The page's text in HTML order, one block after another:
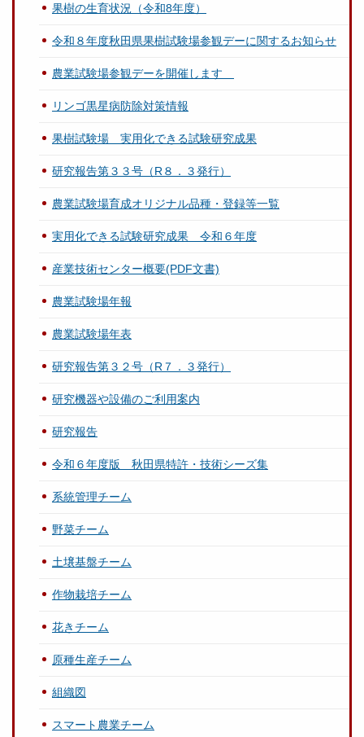
果樹の生育状況（令和8年度）
令和８年度秋田県果樹試験場参観デーに関するお知らせ
農業試験場参観デーを開催します
リンゴ黒星病防除対策情報
果樹試験場 実用化できる試験研究成果
研究報告第３３号（R８．３発行）
農業試験場育成オリジナル品種・登録等一覧
実用化できる試験研究成果 令和６年度
産業技術センター概要(PDF文書)
農業試験場年報
農業試験場年表
研究報告第３２号（R７．３発行）
研究機器や設備のご利用案内
研究報告
令和６年度版 秋田県特許・技術シーズ集
系統管理チーム
野菜チーム
土壌基盤チーム
作物栽培チーム
花きチーム
原種生産チーム
組織図
スマート農業チーム